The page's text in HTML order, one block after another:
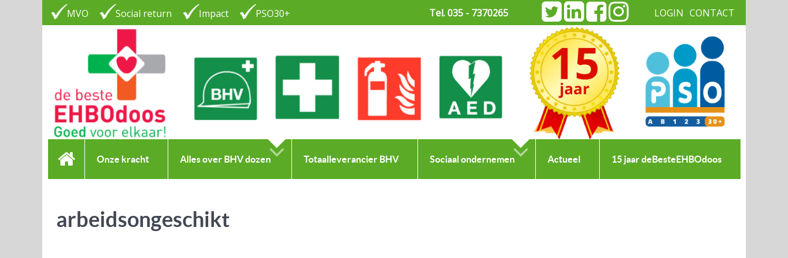
MVO Social return Impact PSO30+ Tel. 035 - 7370265 LOGIN CONTACT
Onze kracht Alles over BHV dozen Totaalleverancier BHV Sociaal ondernemen Actueel 15 jaar deBesteEHBOdoos
arbeidsongeschikt